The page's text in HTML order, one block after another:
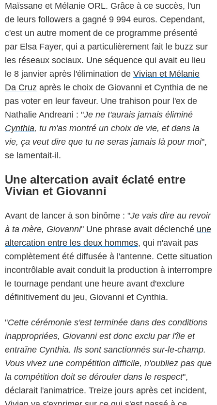
Maïssane et Mélanie ORL. Grâce à ce succès, l'un
de leurs followers a gagné 9 994 euros. Cependant,
c'est un autre moment de ce programme présenté
par Elsa Fayer, qui a particulièrement fait le buzz sur
les réseaux sociaux. Une séquence qui avait eu lieu
le 8 janvier après l'élimination de Vivian et Mélanie
Da Cruz après le choix de Giovanni et Cynthia de ne
pas voter en leur faveur. Une trahison pour l'ex de
Nathalie Andreani : "Je ne t'aurais jamais éliminé
Cynthia, tu m'as montré un choix de vie, et dans la
vie, ça veut dire que tu ne seras jamais là pour moi",
se lamentait-il.
Une altercation avait éclaté entre
Vivian et Giovanni
Avant de lancer à son binôme : "Je vais dire au revoir
à ta mère, Giovanni" Une phrase avait déclenché une
altercation entre les deux hommes, qui n'avait pas
complètement été diffusée à l'antenne. Cette situation
incontrôlable avait conduit la production à interrompre
le tournage pendant une heure avant d'exclure
définitivement du jeu, Giovanni et Cynthia.
"Cette cérémonie s'est terminée dans des conditions
inappropriées, Giovanni est donc exclu par l'île et
entraîne Cynthia. Ils sont sanctionnés sur-le-champ.
Vous vivez une compétition difficile, n'oubliez pas que
la compétition doit se dérouler dans le respect",
déclarait l'animatrice. Treize jours après cet incident,